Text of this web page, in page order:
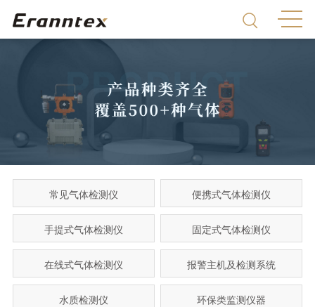
常见气体检测仪 便携式气体检测仪
手提式气体检测仪 固定式气体检测仪
在线式气体检测仪 报警主机及检测系统
水质检测仪 环保类监测仪器